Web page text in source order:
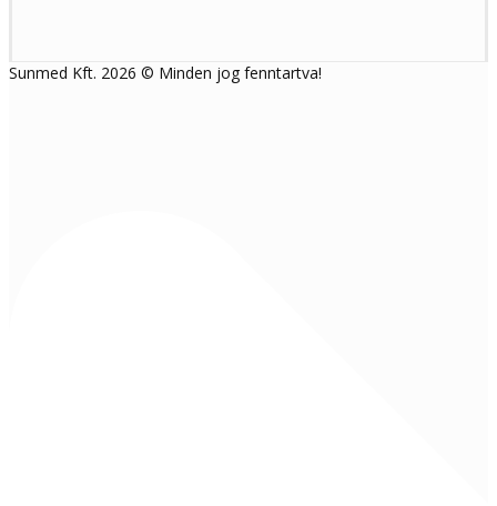
Sunmed Kft. 2026 © Minden jog fenntartva!